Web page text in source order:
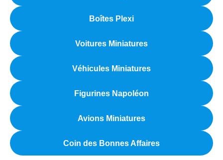
Boîtes Plexi
Voitures Miniatures
Véhicules Miniatures
Figurines Napoléon
Avions Miniatures
Coin des Bonnes Affaires